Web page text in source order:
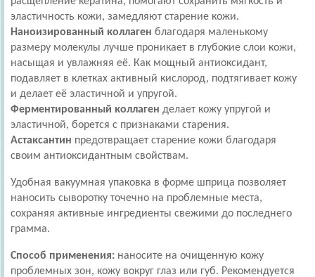
эластичность кожи, замедляют старение кожи.
Наноизированный коллаген благодаря маленькому
размеру молекулы лучше проникает в глубокие слои кожи,
насыщая и увлажняя её. Как мощный антиоксидант,
подавляет в клетках активный кислород, подтягивает кожу
и делает её эластичной и упругой.
Ферментированный коллаген делает кожу упругой и
эластичной, борется с признаками старения.
Астаксантин предотвращает старение кожи благодаря
своим антиоксидантным свойствам.
Удобная вакуумная упаковка в форме шприца позволяет
наносить сыворотку точечно на проблемные места,
сохраняя активные ингредиенты свежими до последнего
грамма.
Способ применения: наносите на очищенную кожу
проблемных зон, кожу вокруг глаз или губ. Рекомендуется